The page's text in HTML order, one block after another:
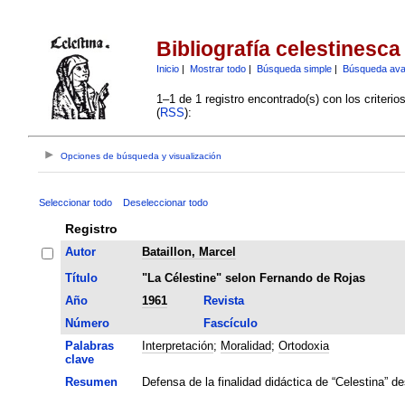
Bibliografía celestinesca
Inicio| Mostrar todo| Búsqueda simple| Búsqueda
1–1 de 1 registro encontrado(s) con los
(RSS):
Opciones de búsqueda y visualización
Seleccionar todo Deseleccionar todo
Registro
Autor
Bataillon, Marcel
Título
"La Célestine" selon Fernando de Rojas
Año
1961
Revista
Número
Fascículo
Palabras
clave
Interpretación; Moralidad; Ortodoxia
Resumen
Defensa de la finalidad didáctica de “Celestina”